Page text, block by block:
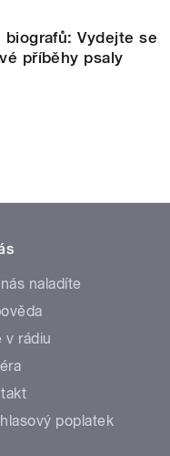
Vydejte se
příběhy psaly
naladíte
v rádiu
poplatek